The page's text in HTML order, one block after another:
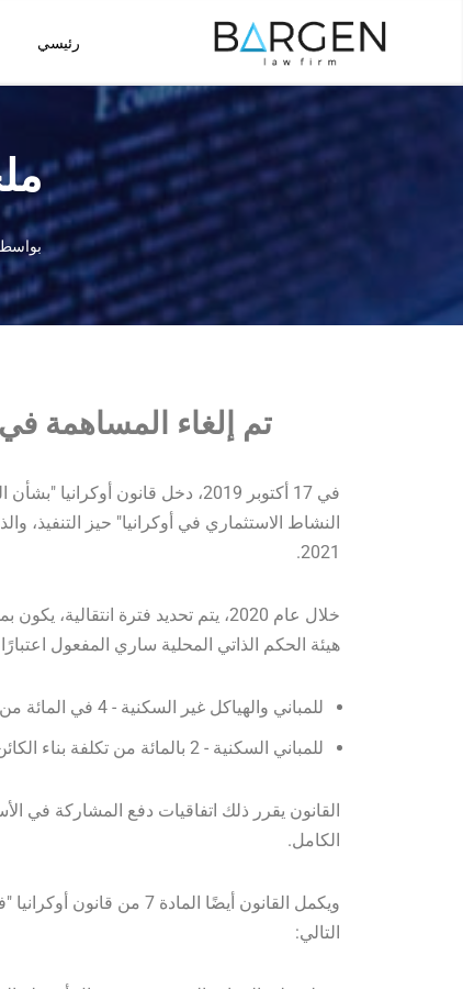
إلى
رئيسي
تم إلغاء المساهمة
في 17 أكتوبر 2019، دخل قانون
2021.
خلال عام 2020، يتم تحديد فترة
هيئة الحكم الذاتي المحلية ساري المفعول
للمباني والهياكل غير السكنية - 4 في المائة من التكلفة الإجمالية المقدرة لبناء المنشأة؛
للمباني السكنية - 2 بالمائة من تكلفة بناء الكائن.
القانون يقرر ذلك
الكامل.
ويكمل القانون أيضًا المادة 7 من قانون أوكرانيا "
التالي: